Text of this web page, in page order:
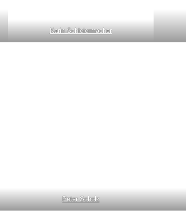
Karin Schleiermacher
Peter Scholz